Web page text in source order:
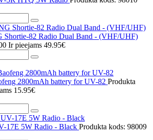
Shortie-82 Radio Dual Band - (VHF/UHF)
Ir pieejams 49.95€
2800mAh battery for UV-82 Produkta
15.95€
17E 5W Radio - Black Produkta kods: 98009